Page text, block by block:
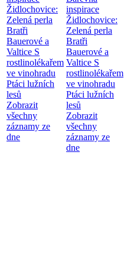
Židlochovice:
Zelená perla
Bratři
Bauerové a
Valtice S
rostlinolékařem
ve vinohradu
Ptáci lužních
lesů
Zobrazit
všechny
záznamy ze
dne
inspirace
Židlochovice:
Zelená perla
Bratři
Bauerové a
Valtice S
rostlinolékařem
ve vinohradu
Ptáci lužních
lesů
Zobrazit
všechny
záznamy ze
dne